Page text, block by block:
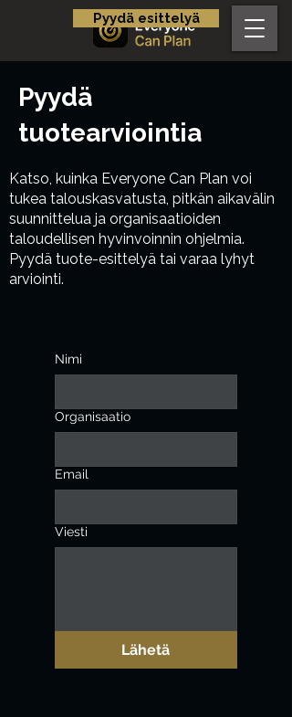
Pyydä esittelyä
Pyydä
tuotearviointia
Katso, kuinka Everyone Can Plan voi
tukea talouskasvatusta, pitkän aikavälin
suunnittelua ja organisaatioiden
taloudellisen hyvinvoinnin ohjelmia.
Pyydä tuote-esittelyä tai varaa lyhyt
arviointi.
Nimi
Organisaatio
Email
Viesti
Lähetä